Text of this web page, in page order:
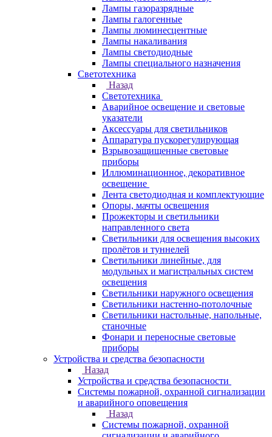
Лампы газоразрядные
Лампы галогенные
Лампы люминесцентные
Лампы накаливания
Лампы светодиодные
Лампы специального назначения
Светотехника
Назад
Светотехника
Аварийное освещение и световые
указатели
Аксессуары для светильников
Аппаратура пускорегулирующая
Взрывозащищенные световые
приборы
Иллюминационное, декоративное
освещение
Лента светодиодная и комплектующие
Опоры, мачты освещения
Прожекторы и светильники
направленного света
Светильники для освещения высоких
пролётов и туннелей
Светильники линейные, для
модульных и магистральных систем
освещения
Светильники наружного освещения
Светильники настенно-потолочные
Светильники настольные, напольные,
станочные
Фонари и переносные световые
приборы
Устройства и средства безопасности
Назад
Устройства и средства безопасности
Системы пожарной, охранной сигнализации
и аварийного оповещения
Назад
Системы пожарной, охранной